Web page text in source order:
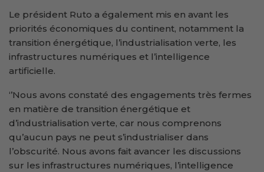
Le président Ruto a également mis en avant les
priorités économiques du continent, notamment la
transition énergétique, l’industrialisation verte, les
infrastructures numériques et l’intelligence
artificielle.
‘’Nous avons constaté des engagements très fermes
en matière de transition énergétique et
d’industrialisation verte, car nous comprenons
qu’aucun pays ne peut s’industrialiser dans
l’obscurité. Nous avons fait avancer les discussions
sur les infrastructures numériques, l’intelligence